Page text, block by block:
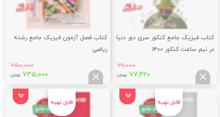
کتاب فیزیک جامع کنکور سری دور دنیا
در نیم ساعت کنکور ۱۴۰۰
۷۹,۰۰۰
قیمت
تومان
بود.
۷۷,۴۲۰ تومانقیمت
فعلی:
کتاب فصل آزمون فیزیک جامع رشته
ریاضی
۷۵۰,۰۰۰
قیمت
۷۵۰,۰۰۰
تومان
بود.
۷۳۵,۰۰۰ تومان